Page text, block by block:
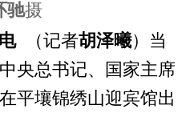
驰摄
（记者胡泽曦）当
央总书记、国家主席
平壤锦绣山迎宾馆出